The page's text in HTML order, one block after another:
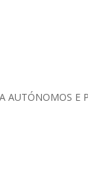
AUTÓNOMOS E